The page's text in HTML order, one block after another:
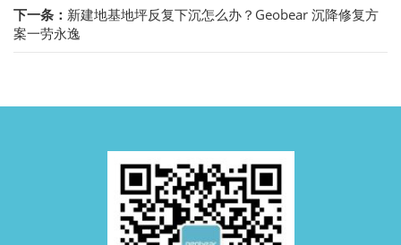
下一条： 新建地基地坪反复下沉怎么办？Geobear 沉降修复方
案一劳永逸